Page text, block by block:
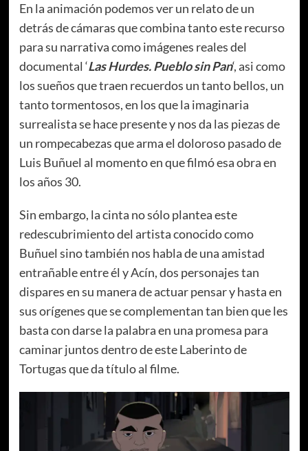
En la animación podemos ver un relato de un
detrás de cámaras que combina tanto este recurso
para su narrativa como imágenes reales del
documental ‘Las Hurdes. Pueblo sin Pan‘, asi como
los sueños que traen recuerdos un tanto bellos, un
tanto tormentosos, en los que la imaginaria
surrealista se hace presente y nos da las piezas de
un rompecabezas que arma el doloroso pasado de
Luis Buñuel al momento en que filmó esa obra en
los años 30.
Sin embargo, la cinta no sólo plantea este
redescubrimiento del artista conocido como
Buñuel sino también nos habla de una amistad
entrañable entre él y Acín, dos personajes tan
dispares en su manera de actuar pensar y hasta en
sus orígenes que se complementan tan bien que les
basta con darse la palabra en una promesa para
caminar juntos dentro de este Laberinto de
Tortugas que da título al filme.